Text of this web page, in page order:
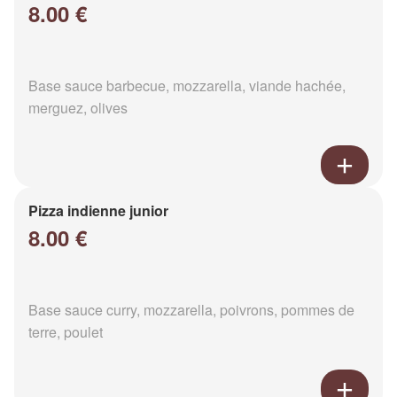
8.00 €
Base sauce barbecue, mozzarella, viande hachée,
merguez, olives
Pizza indienne junior
8.00 €
Base sauce curry, mozzarella, poivrons, pommes de
terre, poulet